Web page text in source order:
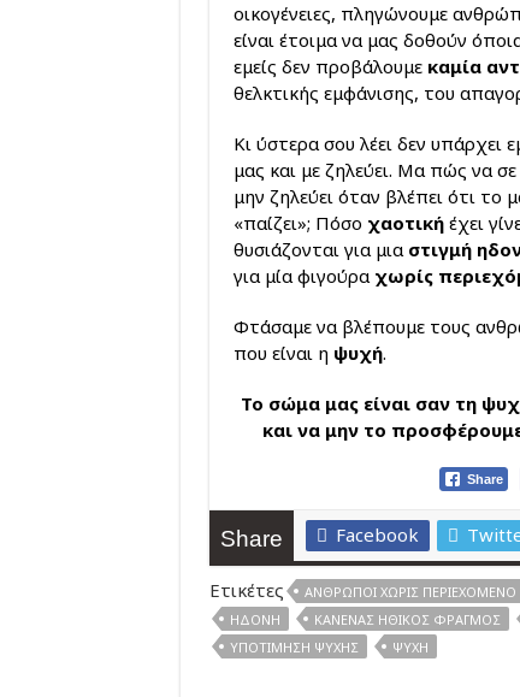
οικογένειες, πληγώνουμε
είναι έτοιμα να μας δοθούν
εμείς δεν προβάλουμε καμία
θελκτικής εμφάνισης, του
Κι ύστερα σου λέει δεν υπάρχει
μας και με ζηλεύει. Μα πώς να
μην ζηλεύει όταν βλέπει ότι το
«παίζει»; Πόσο χαοτικήέχει
θυσιάζονται για μια στιγμή
για μία φιγούρα χωρίς
Φτάσαμε να βλέπουμε τους
που είναι η ψυχή.
Το σώμα μας είναι σαν τη
και να μην το
Share
Share Facebook
Ετικέτες ΆΝΘΡΩΠΟΙ ΧΩΡΊΣ ΠΕΡΙΕΧΌΜΕΝΟ
ΗΔΟΝΉ
ΚΑΝΈΝΑΣ ΗΘΙΚΌΣ ΦΡΑΓΜΌΣ
ΥΠΟΤΊΜΗΣΗ ΨΥΧΉΣ
ΨΥΧΉ